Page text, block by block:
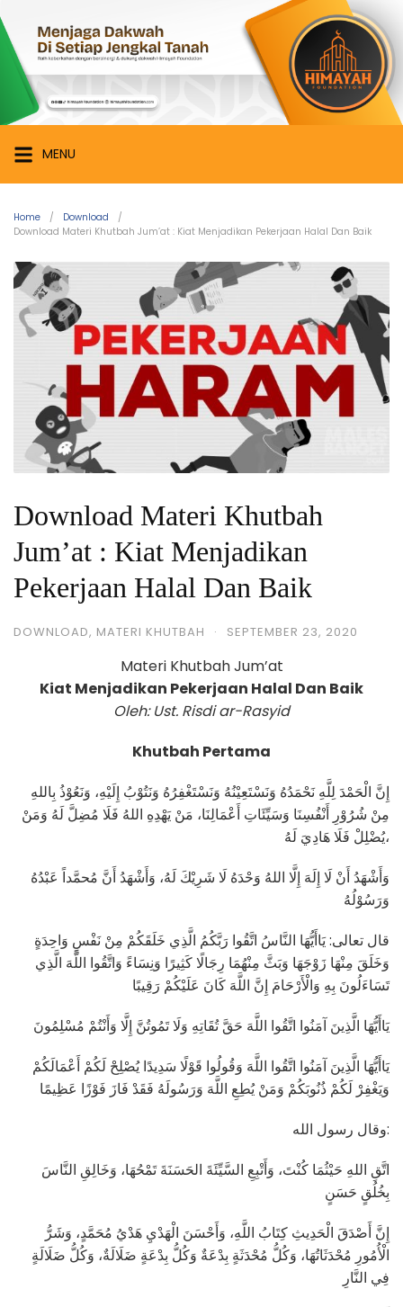
to
content
Himayah
Foundation
Menjaga
Dakwah
di
Setiap
Jengkal
MENU
Home
Download
Download Materi Khutbah Jum’at : Kiat Menjadikan Pekerjaan Halal Dan Baik
Download Materi Khutbah
Jum’at : Kiat Menjadikan
Pekerjaan Halal Dan Baik
DOWNLOAD, MATERI KHUTBAH · SEPTEMBER 23, 2020
Materi Khutbah Jum’at
Kiat Menjadikan Pekerjaan Halal Dan Baik
Oleh: Ust. Risdi ar-Rasyid
Khutbah Pertama
إِنَّ الْحَمْدَ لِلَّهِ نَحْمَدُهُ وَنَسْتَعِيْنُهُ وَنَسْتَغْفِرُهُ وَنَتُوْبُ إِلَيْهِ، وَنَعُوْذُ بِاللهِ
مِنْ شُرُوْرِ أَنْفُسِنَا وَسَيِّئَاتِ أَعْمَالِنَا، مَنْ يَهْدِهِ اللهُ فَلَا مُضِلَّ لَهُ وَمَنْ
يُضْلِلْ فَلَا هَادِيَ لَهُ،
وَأَشْهَدُ أَنْ لَا إِلَهَ إِلَّا اللهُ وَحْدَهُ لَا شَرِيْكَ لَهُ، وَأَشْهَدُ أَنَّ مُحمَّداً عَبْدُهُ
وَرَسُوْلُهُ
قال تعالى: يَاأَيُّهَا النَّاسُ اتَّقُوا رَبَّكُمُ الَّذِي خَلَقَكُمْ مِنْ نَفْسٍ وَاحِدَةٍ
وَخَلَقَ مِنْهَا زَوْجَهَا وَبَثَّ مِنْهُمَا رِجَالًا كَثِيرًا وَنِسَاءً وَاتَّقُوا اللَّهَ الَّذِي
تَسَاءَلُونَ بِهِ وَالْأَرْحَامَ إِنَّ اللَّهَ كَانَ عَلَيْكُمْ رَقِيبًا
يَاأَيُّهَا الَّذِينَ آمَنُوا اتَّقُوا اللَّهَ حَقَّ تُقَاتِهِ وَلَا تَمُوتُنَّ إِلَّا وَأَنْتُمْ مُسْلِمُونَ
يَاأَيُّهَا الَّذِينَ آمَنُوا اتَّقُوا اللَّهَ وَقُولُوا قَوْلًا سَدِيدًا يُصْلِحْ لَكُمْ أَعْمَالَكُمْ
وَيَغْفِرْ لَكُمْ ذُنُوبَكُمْ وَمَنْ يُطِعِ اللَّهَ وَرَسُولَهُ فَقَدْ فَازَ فَوْزًا عَظِيمًا
وقال رسول الله:
اتَّقِ اللهِ حَيْثُمَا كُنْتَ، وَأَتْبِعِ السَّيِّئَةَ الحَسَنَةَ تَمْحُهَا، وَخَالِقِ النَّاسَ
بِخُلُقٍ حَسَنٍ
إِنَّ أَصْدَقَ الْحَدِيثِ كِتَابُ اللَّهِ، وَأَحْسَنَ الْهَدْيِ هَدْيُ مُحَمَّدٍ، وَشَرُّ
الْأُمُورِ مُحْدَثَاتُهَا، وَكُلُّ مُحْدَثَةٍ بِدْعَةٌ وَكُلُّ بِدْعَةٍ ضَلَالَةٌ، وَكُلُّ ضَلَالَةٍ
فِي النَّارِ